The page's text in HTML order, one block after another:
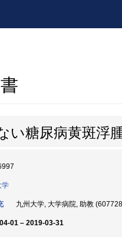
い糖尿病黄斑浮
学
九州大学, 大学病院, 助教
01 – 2019-03-31